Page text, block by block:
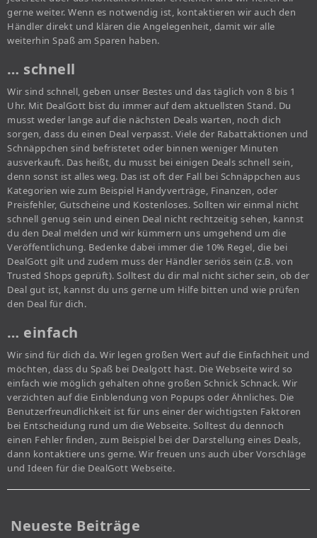
gerne weiter. Wenn es notwendig ist, kontaktieren wir auch den
Händler direkt und klären die Angelegenheit, damit wir alle
weiterhin Spaß am Sparen haben.
… schnell
Wir sind schnell, geben unser Bestes und das täglich von 8 bis 1
Uhr. Mit DealGott bist du immer auf dem aktuellsten Stand. Du
musst weder lange auf die nächsten Deals warten, noch dich
sorgen, dass du einen Deal verpasst. Viele der Rabattaktionen und
Schnäppchen sind befristetet oder binnen weniger Minuten
ausverkauft. Das heißt, du musst bei einigen Deals schnell sein,
denn sonst ist alles weg. Das ist oft der Fall bei Schnäppchen aus
Kategorien wie zum Beispiel Handyverträge, Finanzen, oder
Preisfehler, Gutscheine und Kostenloses. Sollten wir einmal nicht
schnell genug sein und einen Deal nicht rechtzeitig sehen, kannst
du den Deal melden und wir kümmern uns umgehend um die
Veröffentlichung. Bedenke dabei immer die 10% Regel, die bei
DealGott gilt und zudem muss der Händler seriös sein (z.B. von
Trusted Shops geprüft). Solltest du dir mal nicht sicher sein, ob der
Deal gut ist, kannst du uns gerne um Hilfe bitten und wie prüfen
den Deal für dich.
… einfach
Wir sind für dich da. Wir legen großen Wert auf die Einfachheit und
möchten, dass du Spaß bei Dealgott hast. Die Webseite wird so
einfach wie möglich gehalten ohne großen Schnick Schnack. Wir
verzichten auf die Einblendung von Popups oder Ähnliches. Die
Benutzerfreundlichkeit ist für uns einer der wichtigsten Faktoren
bei Entscheidung rund um die Webseite. Solltest du dennoch
einen Fehler finden, zum Beispiel bei der Darstellung eines Deals,
dann kontaktiere uns gerne. Wir freuen uns auch über Vorschläge
und Ideen für die DealGott Webseite.
Neueste Beiträge